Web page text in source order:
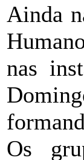
Ainda
nas
Os